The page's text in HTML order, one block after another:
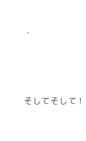
・
そしてそして！